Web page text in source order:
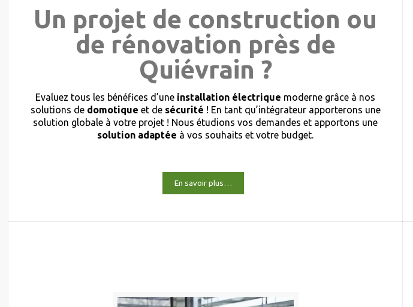
Un projet de construction ou
de rénovation près de
Quiévrain ?
Evaluez tous les bénéfices d’une installation électrique moderne grâce à nos
solutions de domotique et de sécurité ! En tant qu’intégrateur apporterons une
solution globale à votre projet ! Nous étudions vos demandes et apportons une
solution adaptée à vos souhaits et votre budget.
En savoir plus…